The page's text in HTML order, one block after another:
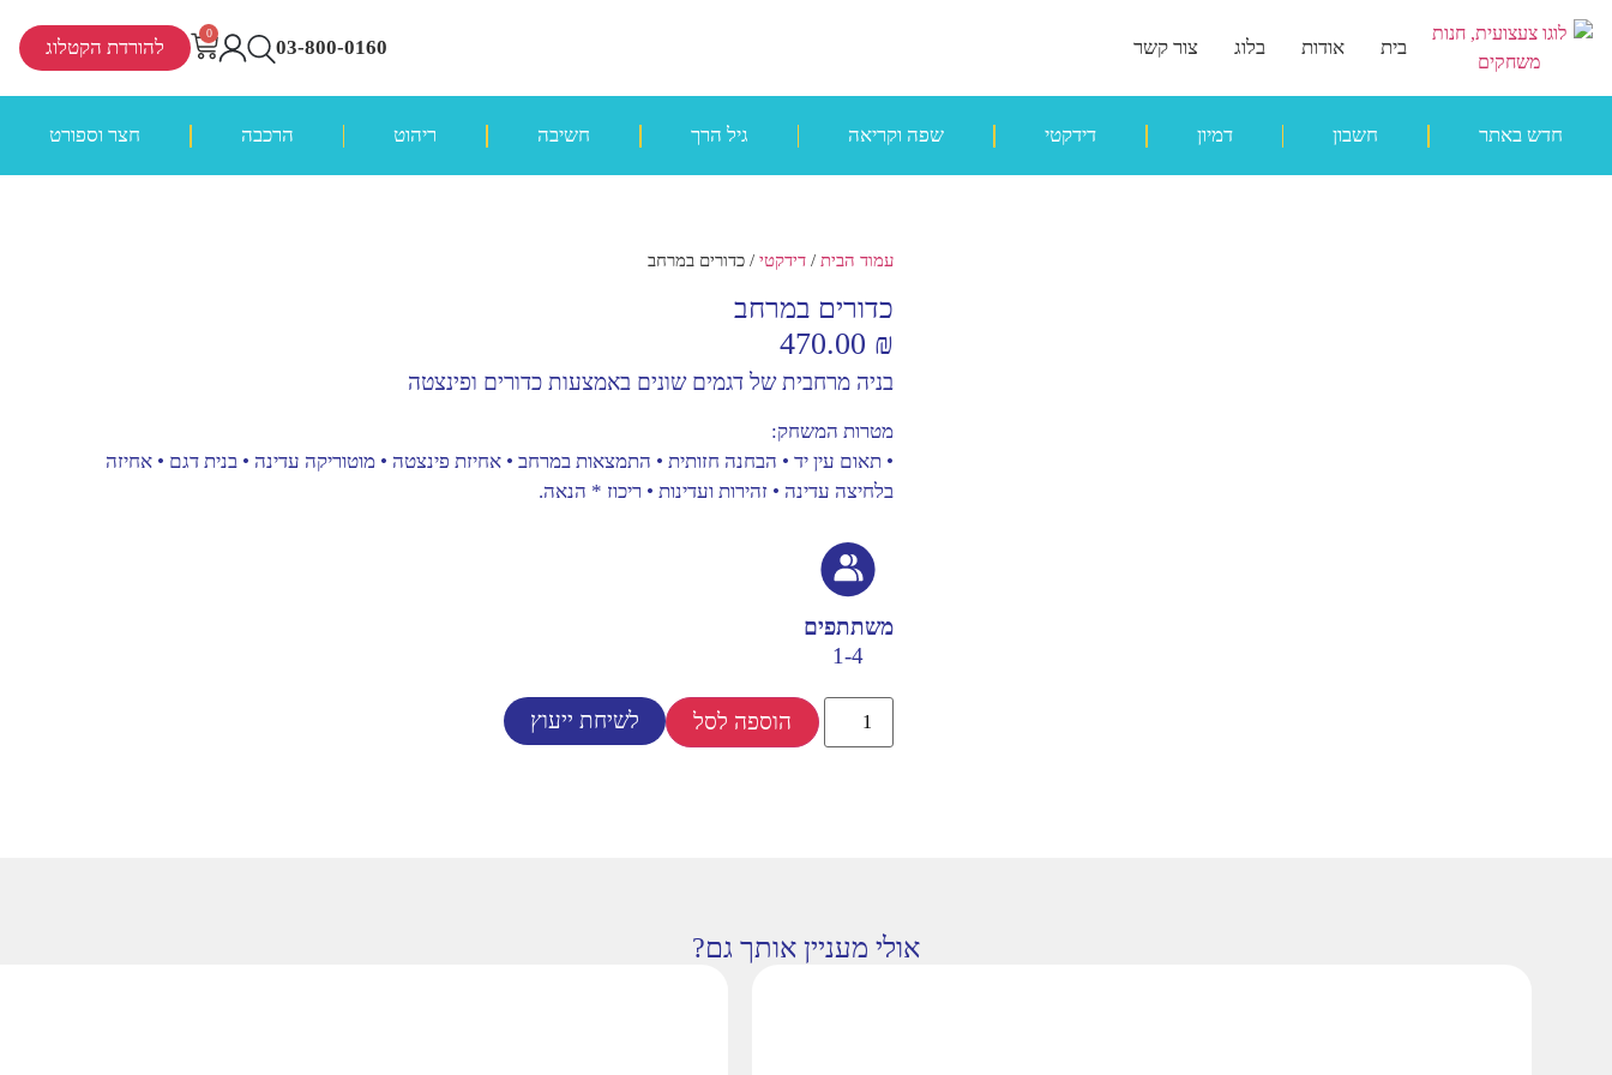
בית אודות בלוג צור קשר 03-800-0160
0
להורדת הקטלוג
חדש באתר חשבון דמיון דידקטי שפה וקריאה גיל הרך חשיבה ריהוט הרכבה חצר וספורט
עמוד הבית /דידקטי / כדורים במרחב
כדורים במרחב
470.00 ₪
בניה מרחבית של דגמים שונים באמצעות כדורים ופינצטה
מטרות המשחק:
• תאום עין יד • הבחנה חזותית • התמצאות במרחב • אחיזת פינצטה • מוטוריקה עדינה • בנית דגם • אחיזה
בלחיצה עדינה • זהירות ועדינות • ריכוז * הנאה.
משתתפים
1-4
הוספה לסל לשיחת ייעוץ
אולי מעניין אותך גם?